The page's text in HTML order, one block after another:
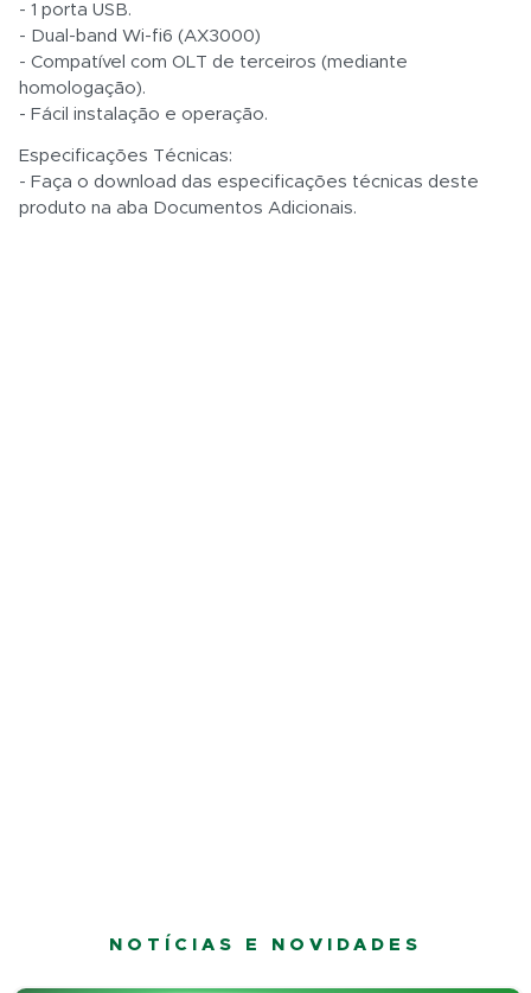
- 1 porta USB.
- Dual-band Wi-fi6 (AX3000)
- Compatível com OLT de terceiros (mediante
homologação).
- Fácil instalação e operação.
Especificações Técnicas:
- Faça o download das especificações técnicas deste
produto na aba Documentos Adicionais.
NOTÍCIAS E NOVIDADES